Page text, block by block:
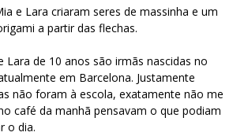
e Lara criaram seres de massinha e um
a partir das flechas.
Lara de 10 anos são irmãs nascidas no
em Barcelona. Justamente
não foram à escola, exatamente não me
café da manhã pensavam o que podiam
o dia.